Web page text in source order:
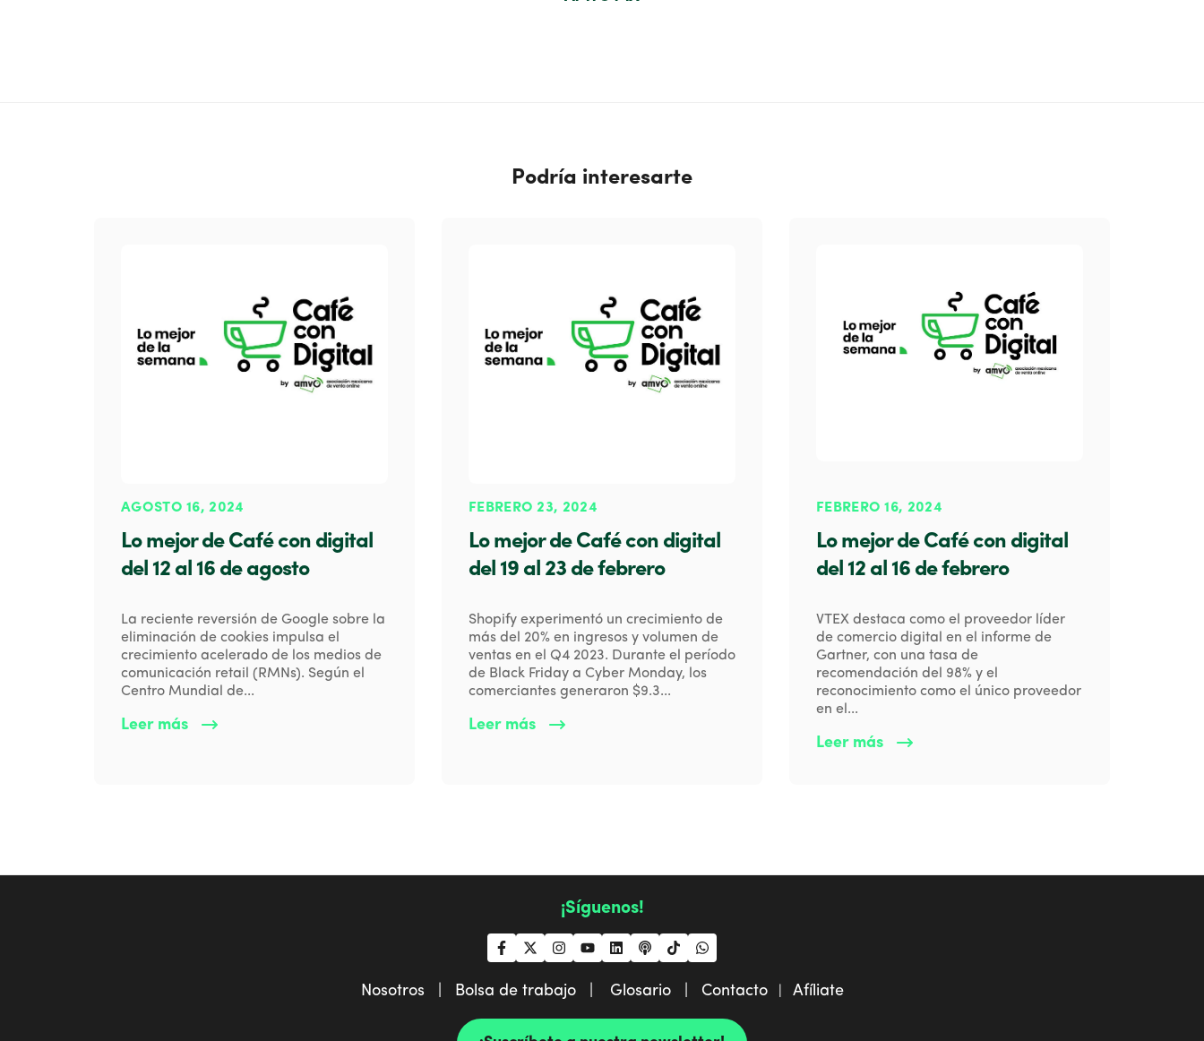
Podría interesarte
AGOSTO 16, 2024
Lo mejor de Café con digital
del 12 al 16 de agosto
La reciente reversión de Google sobre la
eliminación de cookies impulsa el
crecimiento acelerado de los medios de
comunicación retail (RMNs). Según el
Centro Mundial de...
Leer más
FEBRERO 23, 2024
Lo mejor de Café con digital
del 19 al 23 de febrero
Shopify experimentó un crecimiento de
más del 20% en ingresos y volumen de
ventas en el Q4 2023. Durante el período
de Black Friday a Cyber Monday, los
comerciantes generaron $9.3...
Leer más
FEBRERO 16, 2024
Lo mejor de Café con digital
del 12 al 16 de febrero
VTEX destaca como el proveedor líder
de comercio digital en el informe de
Gartner, con una tasa de
recomendación del 98% y el
reconocimiento como el único proveedor
en el...
Leer más
¡Síguenos!
Nosotros | Bolsa de trabajo | Glosario | Contacto| Afíliate